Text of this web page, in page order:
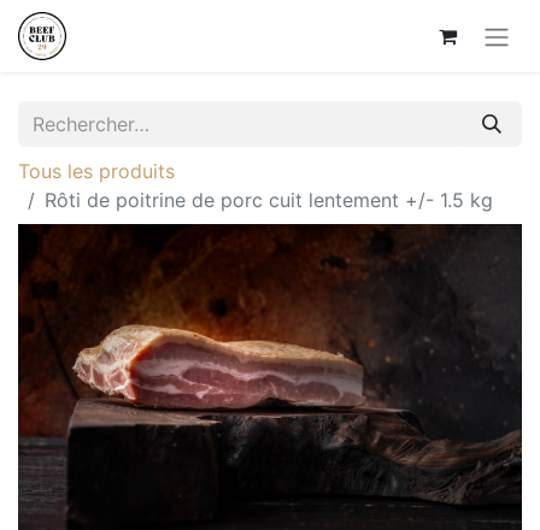
Tous les produits
Rôti de poitrine de porc cuit lentement +/- 1.5 kg